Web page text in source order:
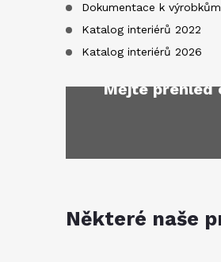
Dokumentace k výrobkům
Katalog interiérů 2022
Katalog interiérů 2026
Mějte přehled
Některé naše